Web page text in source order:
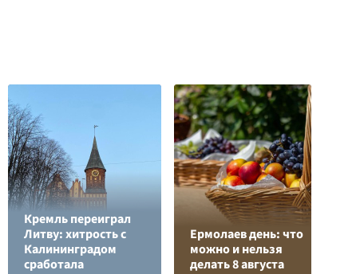
Кремль переиграл
Литву: хитрость с
Калининградом
сработала
Ермолаев день: что
можно и нельзя
делать 8 августа